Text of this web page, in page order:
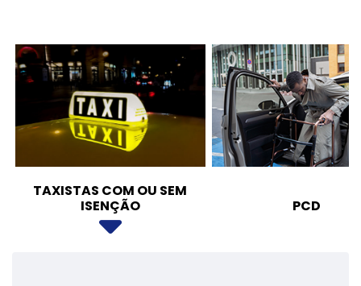
TAXISTAS COM OU SEM
ISENÇÃO
PCD